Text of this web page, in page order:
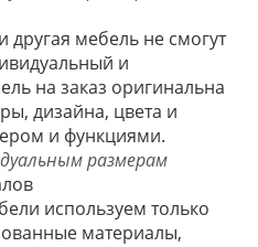
мебель не смогут
и
на заказ оригинальна
дизайна, цвета и
и функциями.
используем только
материалы,